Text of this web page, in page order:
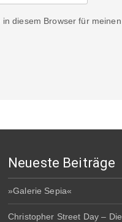
diesem Browser für
Neueste Beiträge
»Galerie Sepia«
Christopher Street Day –